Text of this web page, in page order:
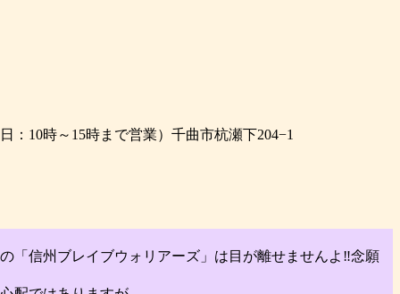
：10時～15時まで営業）千曲市杭瀬下204−1
「信州ブレイブウォリアーズ」は目が離せませんよ‼念願